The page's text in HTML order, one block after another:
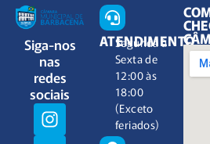
Siga-nos
nas
redes
sociais
ATENDIMENTO
Segunda à
Sexta de
12:00 às
18:00
(Exceto
feriados)